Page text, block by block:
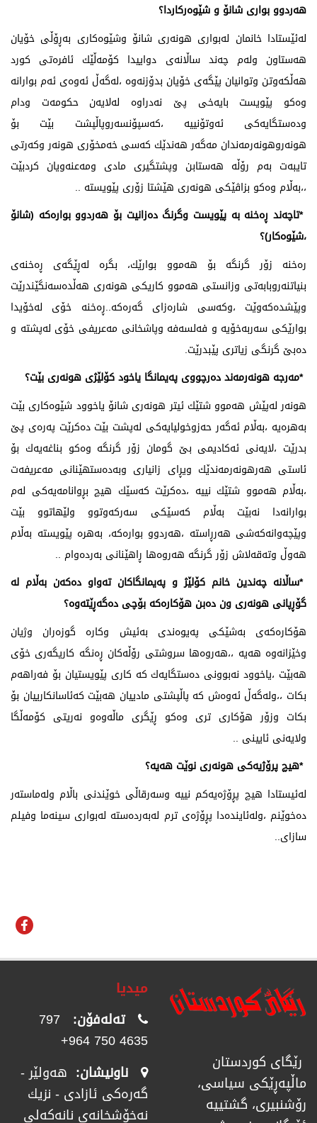
هەردوو بواری شانۆ و شێوەركاردا؟
لەئێستادا خانمان لەبواری هونەری شانۆ وشێوەكاری بەڕۆڵی خۆیان
هەستاون ولەم چەند ساڵانەی دواییدا كۆمەڵێك ئافرەتی كورد
هەڵكەوتن وتوانیان پێگەی خۆیان بدۆزنەوە ،لەگەڵ ئەوەی ئەم بوارانە
وەكو پێویست بایەخی پێ نەدراوە لەلایەن حكومەت ودام
ودەستگایەكی ئەوتۆنییە ،كەسپۆنسەروپاڵپشت بێت بۆ
هونەروهونەرمەندان مەگەر هەندێك كەسی خەمخۆری هونەر وكەرتی
تایبەت بەم رۆڵە هەستابن وپشتگیری مادی ومەعنەویان كردبێت
،،بەڵام وەكو بزاڤێكی هونەری هێشتا زۆری پێویستە ..
*تاچەند ڕەخنە بە پێویست وگرنگ دەزانیت بۆ هەردوو بوارەكە (شانۆ
،شێوەكار)؟
رەخنە زۆر گرنگە بۆ هەموو بوارێك، بگرە لەڕێگەی ڕەخنەی
بنیاتنەروبابەتی وزانستی هەموو كاریكی هونەری هەڵدەسەنگێندرێت
وپێشدەكەوێت ،وكەسی شارەزای گەرەكە..ڕەخنە خۆی لەخۆیدا
بوارێكی سەربەخۆیە و فەلسەفە وپاشخانی مەعریفی خۆی لەپشتە و
دەبێ گرنگی زیاتری پێبدرێت.
*مەرجە هونەرمەند دەرچووی پەیمانگا یاخود كۆلێژی هونەری بێت؟
هونەر لەپێش هەموو شتێك ئیتر هونەری شانۆ یاخوود شێوەكاری بێت
بەهرەیە ،بەڵام ئەگەر حەزوخولیایەكی لەپشت بێت دەكرێت پەرەی پێ
بدرێت ،لایەنی ئەكادیمی بێ گومان زۆر گرنگە وەكو بناغەیەك بۆ
ئاستی هەرهونەرمەندێك ویڕای زانیاری وبەدەستهێنانی مەعریفەت
،بەڵام هەموو شتێك نییە ،دەكرێت كەسێك هیچ بڕوانامەیەكی لەم
بوارانەدا نەبێت بەڵام كەسێكی سەركەوتوو ولێهاتوو بێت
وپێچەوانەكەشی هەرڕاستە ،هەردوو بوارەكە، بەهرە پێویستە بەڵام
هەوڵ وتەقەلاش زۆر گرنگە هەروەها ڕاهێنانی بەردەوام ..
*ساڵانە چەندین خانم كۆلێژ و پەیمانگاكان تەواو دەكەن بەڵام لە
گۆڕپانی هونەری ون دەبن هۆكارەكە بۆچی دەگەڕێتەوە؟
هۆكارەكەی بەشێكی پەیوەندی بەئیش وكارە گوزەران وژیان
وخێزانەوە هەیە ،،هەروەها سروشتی رۆڵەكان ڕەنگە كاریگەری خۆی
هەبێت ،یاخوود نەبوونی دەستگایەك كە كاری پێویستیان بۆ فەراهەم
بكات ،،ولەگەڵ ئەوەش كە پاڵپشتی مادییان هەبێت كەئاسانكارییان بۆ
بكات وزۆر هۆكاری تری وەكو ڕێگری ماڵەوەو نەریتی كۆمەڵگا
ولایەنی ئایینی ..
*هیچ پرۆژیەكی هونەری نوێت هەیە؟
لەئیستادا هیچ پڕۆژەیەكم نییە وسەرقاڵی خوێندنی باڵام ولەماستەر
دەخوێنم ،ولەئایندەدا پڕۆژەی ترم لەبەردەستە لەبواری سینەما وفیلم
سازای..
رێگای كوردستان
ماڵپەڕێكی سیاسی،
رۆشنبیری، گشتییە
میدیا
تەلەفۆن: 797
4635 750 964+
ناونیشان: هەولێر -
گەرەکی ئازادی - نزیك
نەخۆشخانەی نانەکەلی